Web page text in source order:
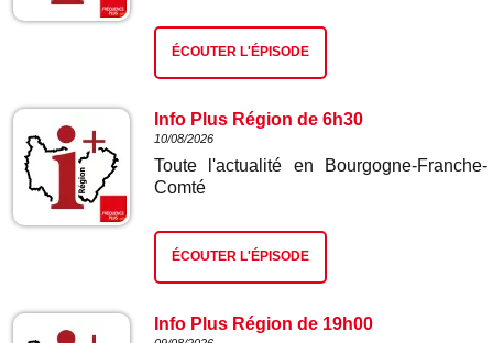
ÉCOUTER L'ÉPISODE
Info Plus Région de 6h30
10/08/2026
Toute l'actualité en Bourgogne-Franche-
Comté
ÉCOUTER L'ÉPISODE
Info Plus Région de 19h00